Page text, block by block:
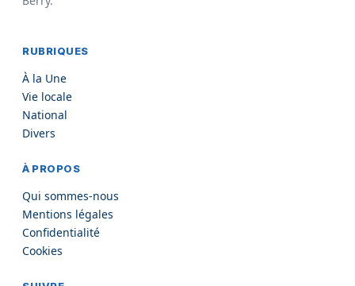
RUBRIQUES
À la Une
Vie locale
National
Divers
À PROPOS
Qui sommes-nous
Mentions légales
Confidentialité
Cookies